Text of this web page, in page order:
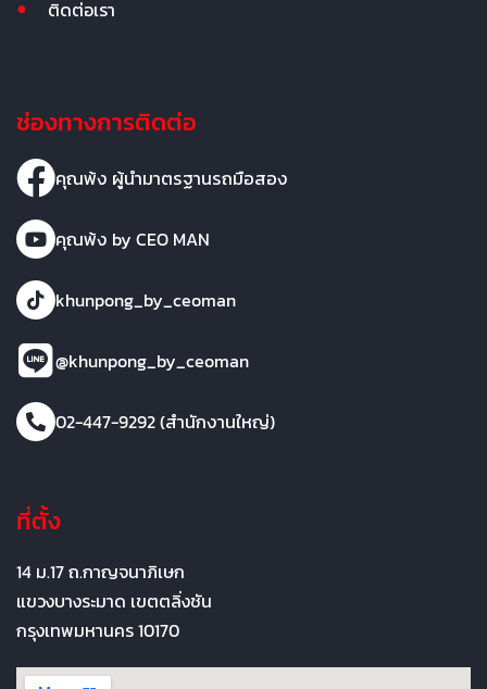
ติดต่อเรา
ช่องทางการติดต่อ
คุณพ้ง ผู้นำมาตรฐานรถมือสอง
คุณพ้ง by CEO MAN
khunpong_by_ceoman
@khunpong_by_ceoman
02-447-9292 (สำนักงานใหญ่)
ที่ตั้ง
14 ม.17 ถ.กาญจนาภิเษก
แขวงบางระมาด เขตตลิ่งชัน
กรุงเทพมหานคร 10170